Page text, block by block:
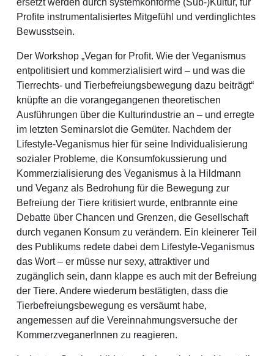
ersetzt werden durch systemkonforme (Sub-)Kultur, für
Profite instrumentalisiertes Mitgefühl und verdinglichtes
Bewusstsein.
Der Workshop „Vegan for Profit. Wie der Veganismus
entpolitisiert und kommerzialisiert wird – und was die
Tierrechts- und Tierbefreiungsbewegung dazu beiträgt“
knüpfte an die vorangegangenen theoretischen
Ausführungen über die Kulturindustrie an – und erregte
im letzten Seminarslot die Gemüter. Nachdem der
Lifestyle-Veganismus hier für seine Individualisierung
sozialer Probleme, die Konsumfokussierung und
Kommerzialisierung des Veganismus à la Hildmann
und Veganz als Bedrohung für die Bewegung zur
Befreiung der Tiere kritisiert wurde, entbrannte eine
Debatte über Chancen und Grenzen, die Gesellschaft
durch veganen Konsum zu verändern. Ein kleinerer Teil
des Publikums redete dabei dem Lifestyle-Veganismus
das Wort – er müsse nur sexy, attraktiver und
zugänglich sein, dann klappe es auch mit der Befreiung
der Tiere. Andere wiederum bestätigten, dass die
Tierbefreiungsbewegung es versäumt habe,
angemessen auf die Vereinnahmungsversuche der
KommerzveganerInnen zu reagieren.